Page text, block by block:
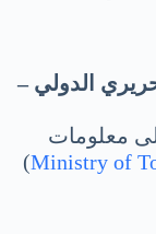
الدولي –
معلومات
Ministry of
)